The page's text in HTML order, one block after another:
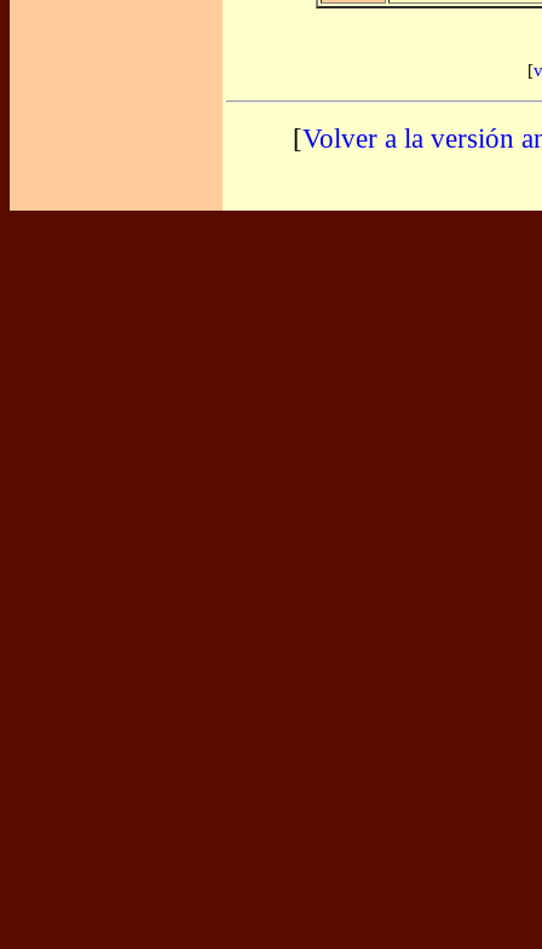
[
[Volver a la versión